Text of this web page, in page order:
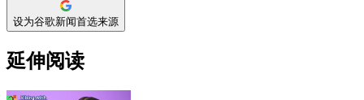
设为谷歌新闻首选来源
延伸阅读